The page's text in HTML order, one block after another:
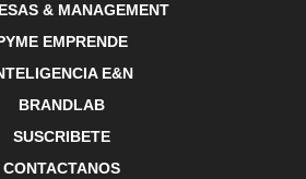
& MANAGEMENT
EMPRENDE
E&N
BRANDLAB
SUSCRIBETE
CONTACTANOS